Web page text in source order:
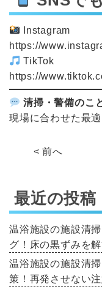
Instagram
https://
TikTok
https://
清掃・警備のこ
現場に合わせた最
< 前へ
最近の投稿
温浴施設の施設清
グ！床の黒ずみを
温浴施設の施設清
策！再発させない